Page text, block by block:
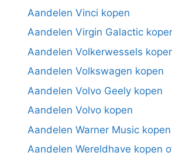
Aandelen Vinci kopen
Aandelen Virgin Galactic
Aandelen Volkerwessels
Aandelen Volkswagen kopen
Aandelen Volvo Geely kopen
Aandelen Volvo kopen
Aandelen Warner Music kopen
Aandelen Wereldhave kopen